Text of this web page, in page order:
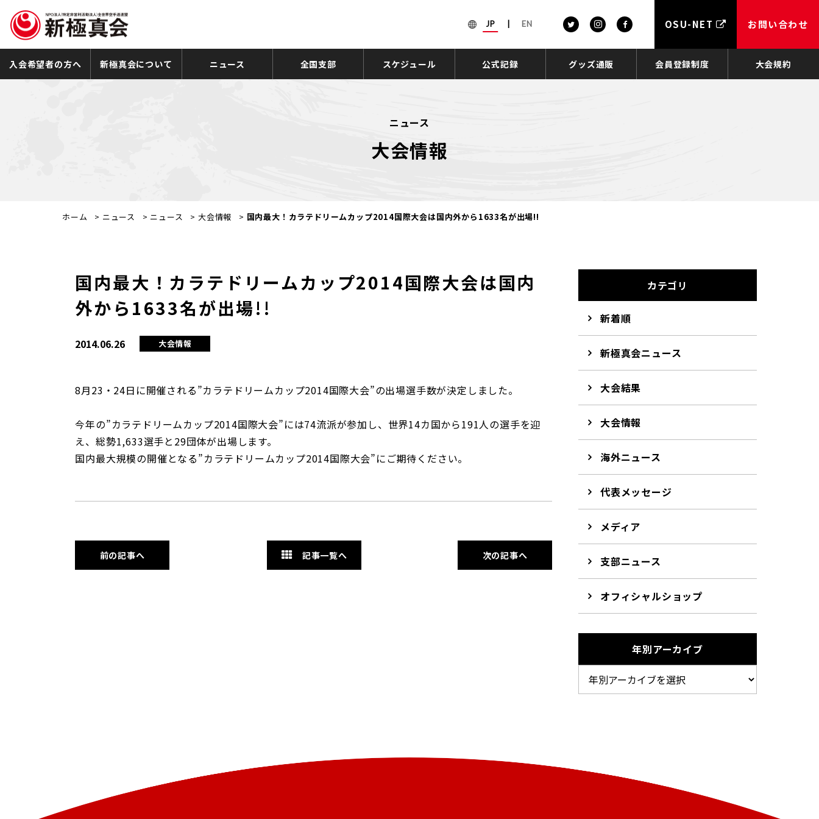
JP EN OSU-NET お問い合わせ
入会希望者の方へ 新極真会について ニュース 全国支部 スケジュール 公式記録 グッズ通販 会員登録制度 大会規約
ニュース
大会情報
ホーム > ニュース > ニュース >大会情報 > 国内最大！カラテドリームカップ2014国際大会は国内外から1633名が出場!!
国内最大！カラテドリームカップ2014国際大会は国内
外から1633名が出場!!
2014.06.26 大会情報
8月23・24日に開催される”カラテドリームカップ2014国際大会”の出場選手数が決定しました。
今年の”カラテドリームカップ2014国際大会”には74流派が参加し、世界14カ国から191人の選手を迎
え、総勢1,633選手と29団体が出場します。
国内最大規模の開催となる”カラテドリームカップ2014国際大会”にご期待ください。
前の記事へ 記事一覧へ 次の記事へ
カテゴリ
新着順
新極真会ニュース
大会結果
大会情報
海外ニュース
代表メッセージ
メディア
支部ニュース
オフィシャルショップ
年別アーカイブ